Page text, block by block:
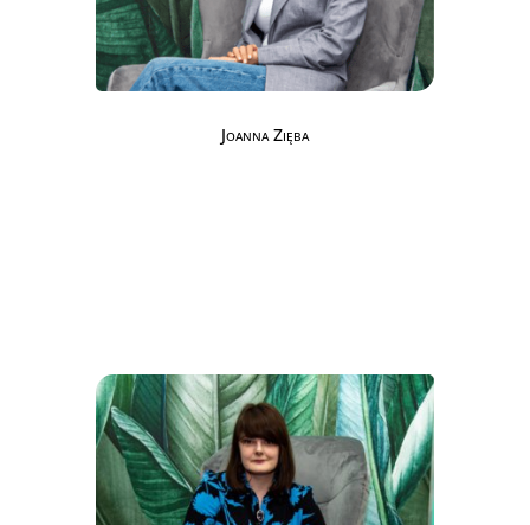
Joanna Zięba